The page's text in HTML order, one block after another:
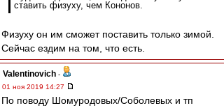
ставить физуху, чем Кононов.
Физуху он им сможет поставить только зимой.
Сейчас ездим на том, что есть.
Valentinovich -
01 ноя 2019 14:27
По поводу Шомуродовых/Соболевых и тп